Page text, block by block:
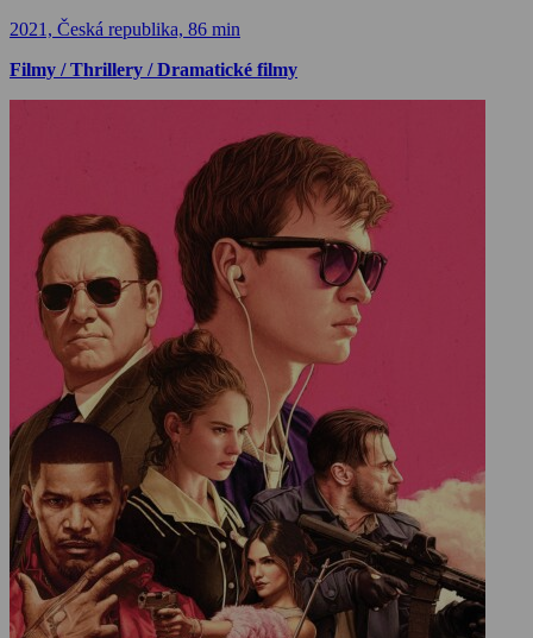
2021, Česká republika, 86 min
Filmy / Thrillery / Dramatické filmy